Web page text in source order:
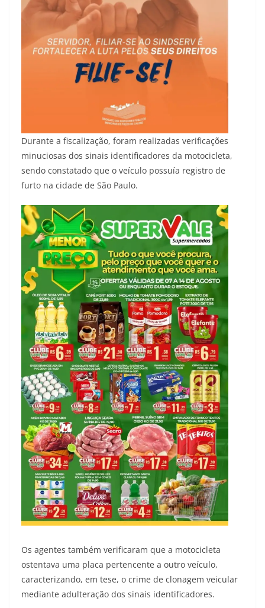
Durante a fiscalização, foram realizadas verificações
minuciosas dos sinais identificadores da motocicleta,
sendo constatado que o veículo possuía registro de
furto na cidade de São Paulo.
Os agentes também verificaram que a motocicleta
ostentava uma placa pertencente a outro veículo,
caracterizando, em tese, o crime de clonagem veicular
mediante adulteração dos sinais identificadores.